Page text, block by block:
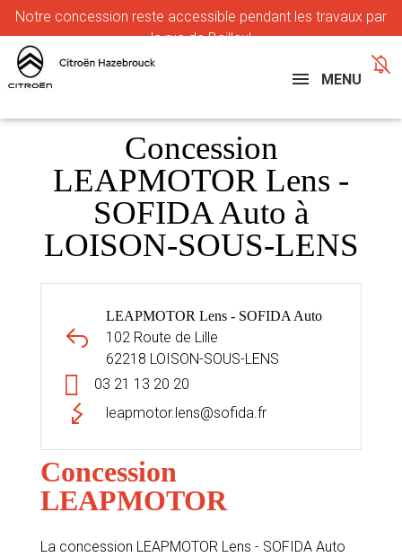
Notre concession reste accessible pendant les travaux par
la rue de Bailleul
MENU
Concession
LEAPMOTOR Lens -
SOFIDA Auto à
LOISON-SOUS-LENS
LEAPMOTOR Lens - SOFIDA Auto
102 Route de Lille
62218 LOISON-SOUS-LENS
03 21 13 20 20
leapmotor.lens@sofida.fr
Concession
LEAPMOTOR
La concession LEAPMOTOR Lens - SOFIDA Auto